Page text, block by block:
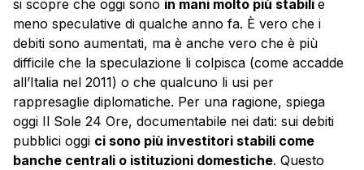
si scopre che oggi sono in mani molto più stabili e
meno speculative di qualche anno fa. È vero che i
debiti sono aumentati, ma è anche vero che è più
difficile che la speculazione li colpisca (come accadde
all’Italia nel 2011) o che qualcuno li usi per
rappresaglie diplomatiche. Per una ragione, spiega
oggi Il Sole 24 Ore, documentabile nei dati: sui debiti
pubblici oggi ci sono più investitori stabili come
banche centrali o istituzioni domestiche. Questo